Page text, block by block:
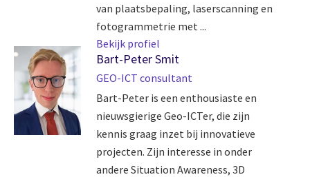
van plaatsbepaling, laserscanning en
fotogrammetrie met ...
Bekijk profiel
Bart-Peter Smit
GEO-ICT consultant
Bart-Peter is een enthousiaste en
nieuwsgierige Geo-ICTer, die zijn
kennis graag inzet bij innovatieve
projecten. Zijn interesse in onder
andere Situation Awareness, 3D